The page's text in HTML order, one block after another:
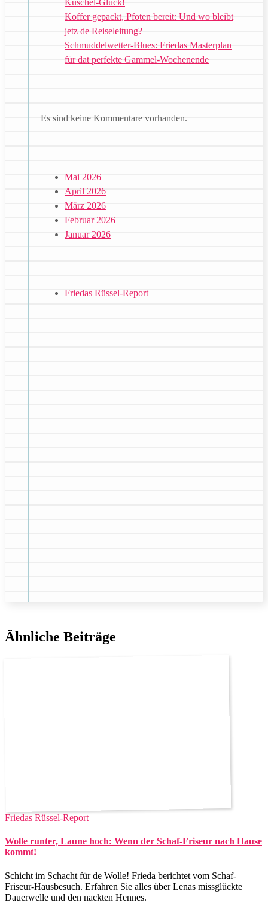
Kuschel-Glück!
Koffer gepackt, Pfoten bereit: Und wo bleibt
jetz de Reiseleitung?
Schmuddelwetter-Blues: Friedas Masterplan
für dat perfekte Gammel-Wochenende
Es sind keine Kommentare vorhanden.
Mai 2026
April 2026
März 2026
Februar 2026
Januar 2026
Friedas Rüssel-Report
Ähnliche Beiträge
Friedas Rüssel-Report
Wolle runter, Laune hoch: Wenn der Schaf-Friseur nach Hause
kommt!
Schicht im Schacht für de Wolle! Frieda berichtet vom Schaf-
Friseur-Hausbesuch. Erfahren Sie alles über Lenas missglückte
Dauerwelle und den nackten Hennes.